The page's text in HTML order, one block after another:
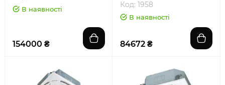
В наявності
154000 ₴
Код: 1958
В наявності
84672 ₴